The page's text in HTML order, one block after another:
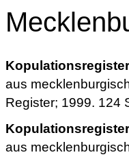
Kopulationsregister
aus
Register; 1999. 124
Kopulationsregister
aus